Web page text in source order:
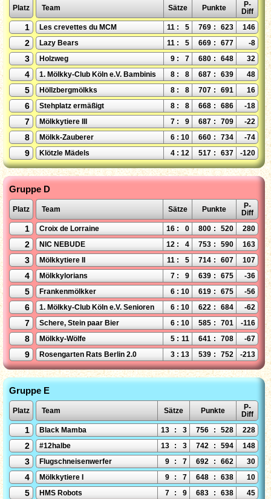
Platz Team Sätze Punkte
P-
Diff
1 Les crevettes du MCM 11 : 5 769 : 623 146
2 Lazy Bears 11 : 5 669 : 677 -8
3 Holzweg 9 : 7 680 : 648 32
4 1. Mölkky-Club Köln e.V. Bambinis 8 : 8 687 : 639 48
5 Höllzbergmölkks 8 : 8 707 : 691 16
6 Stehplatz ermäßigt 8 : 8 668 : 686 -18
7 Mölkkytiere III 7 : 9 687 : 709 -22
8 Mölkk-Zauberer 6 : 10 660 : 734 -74
9 Klötzle Mädels 4 : 12 517 : 637 -120
Gruppe D
Platz Team Sätze Punkte
P-
Diff
1 Croix de Lorraine 16 : 0 800 : 520 280
2 NIC NEBUDE 12 : 4 753 : 590 163
3 Mölkkytiere II 11 : 5 714 : 607 107
4 Mölkkylorians 7 : 9 639 : 675 -36
5 Frankenmölkker 6 : 10 619 : 675 -56
6 1. Mölkky-Club Köln e.V. Senioren 6 : 10 622 : 684 -62
7 Schere, Stein paar Bier 6 : 10 585 : 701 -116
8 Mölkky-Wölfe 5 : 11 641 : 708 -67
9 Rosengarten Rats Berlin 2.0 3 : 13 539 : 752 -213
Gruppe E
Platz Team Sätze Punkte
P-
Diff
1 Black Mamba 13 : 3 756 : 528 228
2 #12halbe 13 : 3 742 : 594 148
3 Flugschneisenwerfer 9 : 7 692 : 662 30
4 Mölkkytiere I 9 : 7 648 : 638 10
5 HMS Robots 7 : 9 683 : 638 45